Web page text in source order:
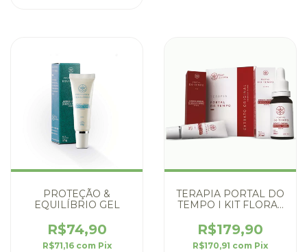
PROTEÇÃO &
EQUILÍBRIO GEL
R$74,90
R$71,16 com Pix
TERAPIA PORTAL DO
TEMPO I KIT FLORAL
R$179,90
R$170,91 com Pix